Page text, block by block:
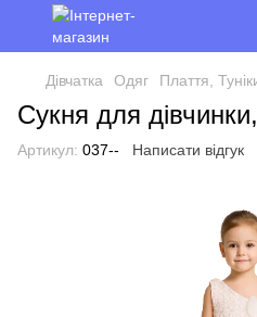
Дівчатка Одяг Плаття,
Сукня для
Артикул: 037-- Написати відгук